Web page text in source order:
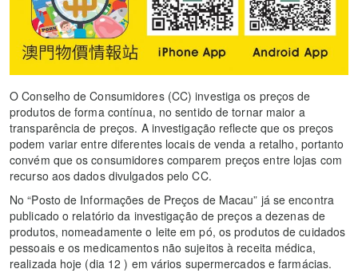
O Conselho de Consumidores (CC) investiga os preços de
produtos de forma contínua, no sentido de tornar maior a
transparência de preços. A investigação reflecte que os preços
podem variar entre diferentes locais de venda a retalho, portanto
convém que os consumidores comparem preços entre lojas com
recurso aos dados divulgados pelo CC.
No “Posto de Informações de Preços de Macau” já se encontra
publicado o relatório da investigação de preços a dezenas de
produtos, nomeadamente o leite em pó, os produtos de cuidados
pessoais e os medicamentos não sujeitos à receita médica,
realizada hoje (dia 12 ) em vários supermercados e farmácias.